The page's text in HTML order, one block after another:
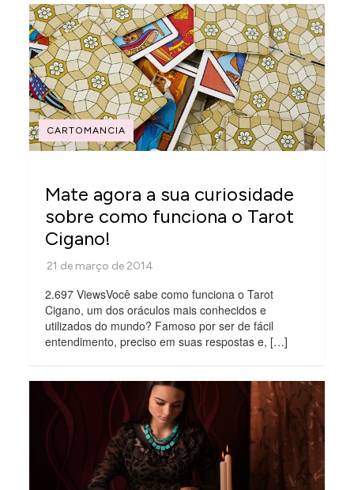
CARTOMANCIA
Mate agora a sua curiosidade
sobre como funciona o Tarot
Cigano!
2.697 ViewsVocê sabe como funciona o Tarot
Cigano, um dos oráculos mais conhecidos e
utilizados do mundo? Famoso por ser de fácil
entendimento, preciso em suas respostas e, […]